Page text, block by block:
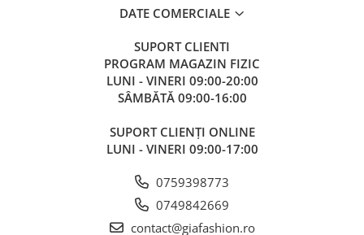
DATE COMERCIALE
SUPORT CLIENTI
PROGRAM MAGAZIN FIZIC
LUNI - VINERI 09:00-20:00
SÂMBĂTĂ 09:00-16:00
SUPORT CLIENȚI ONLINE
LUNI - VINERI 09:00-17:00
0759398773
0749842669
contact@giafashion.ro